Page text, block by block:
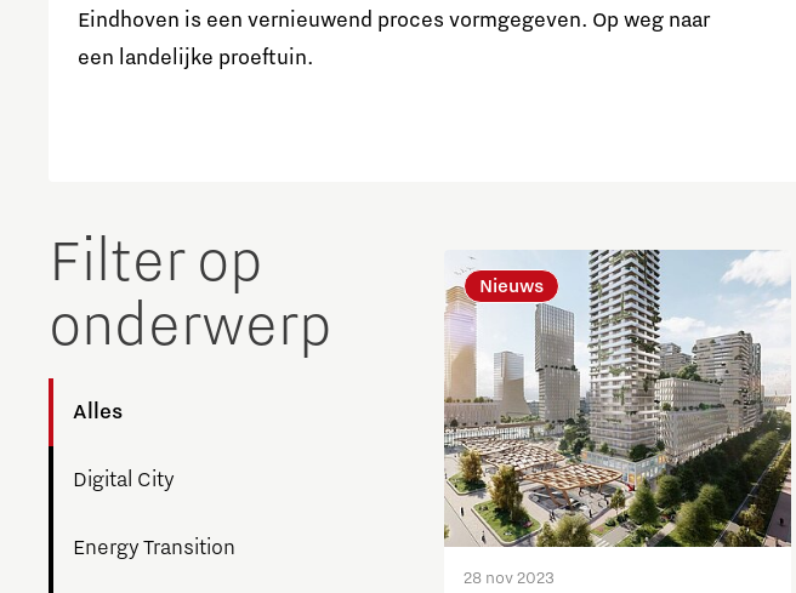
Eindhoven is een vernieuwend proces vormgegeven. Op weg naar
een landelijke proeftuin.
Filter op
onderwerp
Alles
Digital City
Energy Transition
Nieuws
28 nov 2023